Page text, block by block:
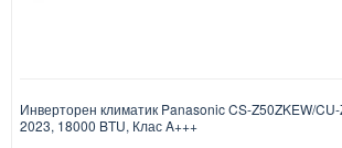
Инверторен климатик Panasonic CS-Z50ZKEW/
2023, 18000 BTU, Клас A+++